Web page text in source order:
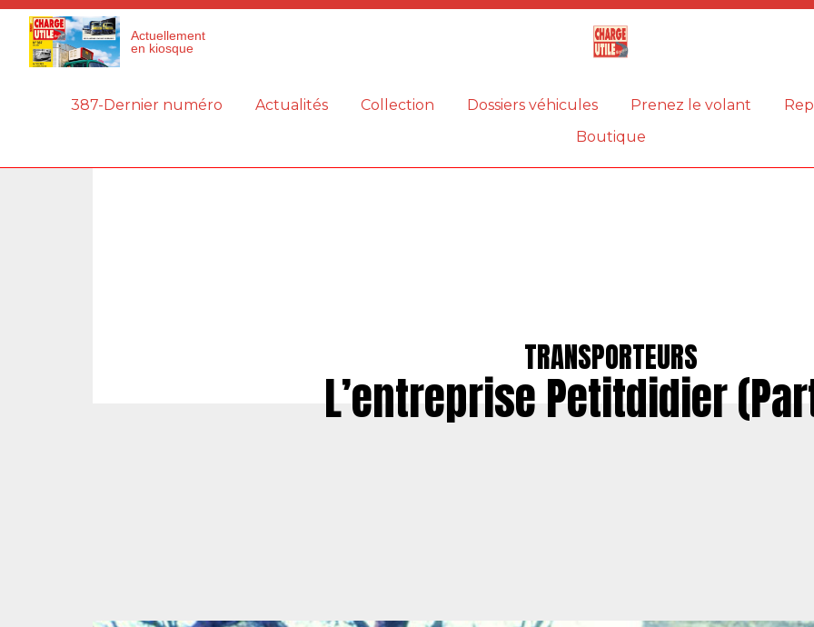
Actuellement
en kiosque
387-Dernier numéro Actualités Collection Dossiers véhicules Prenez le volant
Boutique
TRANSPORTEURS
L’entreprise Petitdidier
Panneau de gestion des cookies